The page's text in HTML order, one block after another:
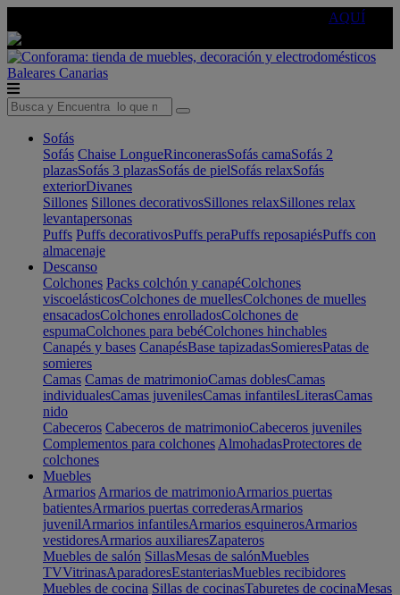
AQUÍ
Baleares Canarias
Sofás
Sofás Chaise LongueRinconerasSofás camaSofás 2
plazasSofás 3 plazasSofás de pielSofás relaxSofás
exteriorDivanes
Sillones Sillones decorativosSillones relaxSillones relax
levantapersonas
Puffs Puffs decorativosPuffs peraPuffs reposapiésPuffs con
almacenaje
Descanso
Colchones Packs colchón y canapéColchones
viscoelásticosColchones de muellesColchones de muelles
ensacadosColchones enrolladosColchones de
espumaColchones para bebéColchones hinchables
Canapés y bases CanapésBase tapizadasSomieresPatas de
somieres
Camas Camas de matrimonioCamas doblesCamas
individualesCamas juvenilesCamas infantilesLiterasCamas
nido
Cabeceros Cabeceros de matrimonioCabeceros juveniles
Complementos para colchones AlmohadasProtectores de
colchones
Muebles
Armarios Armarios de matrimonioArmarios puertas
batientesArmarios puertas correderasArmarios
juvenilArmarios infantilesArmarios esquinerosArmarios
vestidoresArmarios auxiliaresZapateros
Muebles de salón SillasMesas de salónMuebles
TVVitrinasAparadoresEstanteriasMuebles recibidores
Muebles de cocina Sillas de cocinasTaburetes de cocinaMesas